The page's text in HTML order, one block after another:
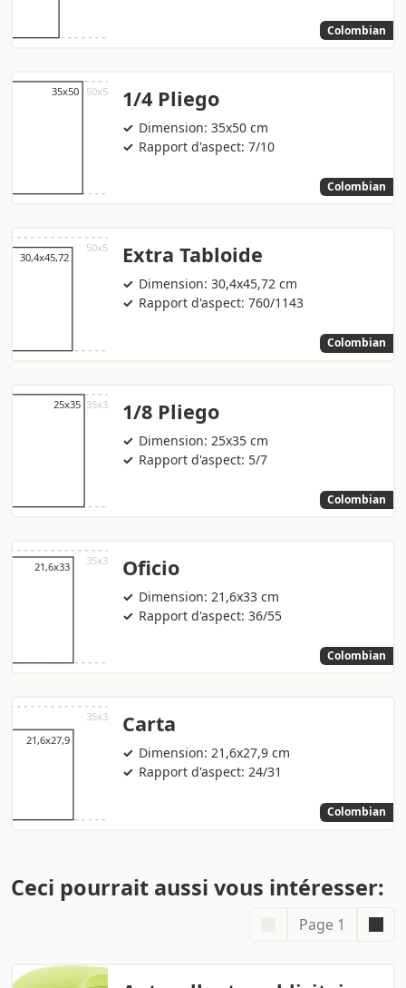
Colombian
1/4 Pliego
Dimension: 35x50 cm
Rapport d'aspect: 7/10
Colombian
Extra Tabloide
Dimension: 30,4x45,72 cm
Rapport d'aspect: 760/1143
Colombian
1/8 Pliego
Dimension: 25x35 cm
Rapport d'aspect: 5/7
Colombian
Oficio
Dimension: 21,6x33 cm
Rapport d'aspect: 36/55
Colombian
Carta
Dimension: 21,6x27,9 cm
Rapport d'aspect: 24/31
Colombian
Ceci pourrait aussi vous intéresser:
Page 1